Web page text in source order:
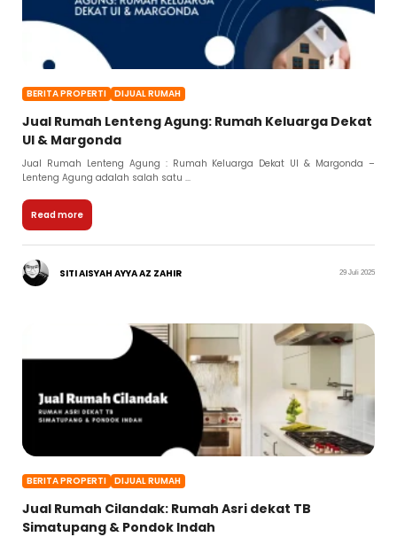
BERITA PROPERTI DIJUAL RUMAH
Jual Rumah Lenteng Agung: Rumah Keluarga Dekat
UI & Margonda
Jual Rumah Lenteng Agung : Rumah Keluarga Dekat UI & Margonda –
Lenteng Agung adalah salah satu ...
Read more
SITI AISYAH AYYA AZ ZAHIR 29 Juli 2025
BERITA PROPERTI DIJUAL RUMAH
Jual Rumah Cilandak: Rumah Asri dekat TB
Simatupang & Pondok Indah